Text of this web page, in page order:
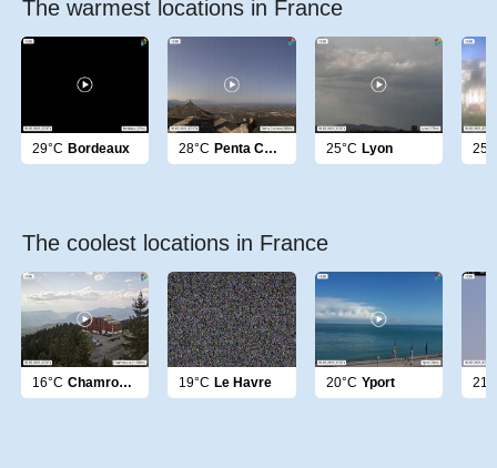
The warmest locations in France
29°C Bordeaux 28°C Penta Casinca 25°C Lyon
The coolest locations in France
16°C Chamrousse 19°C Le Havre 20°C Yport